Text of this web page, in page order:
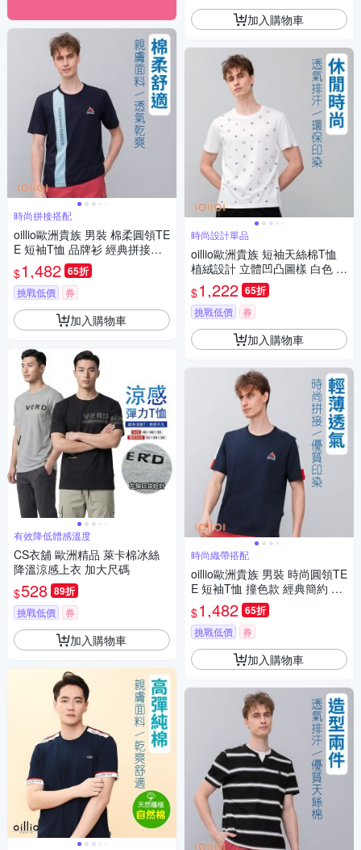
時尚拼接搭配
oillio歐洲貴族 男裝 棉柔圓領TE
E 短袖T恤 品牌衫 經典拼接單
品 藏青色 法國品牌 有大尺碼
$1,482 65折
挑戰低價 券
加入購物車
有效降低體感溫度
CS衣舖 歐洲精品 萊卡棉冰絲
降溫涼感上衣 加大尺碼
$528 89折
挑戰低價 券
加入購物車
加入購物車
時尚設計單品
oillio歐洲貴族 短袖天絲棉T恤
植絨設計 立體凹凸圖樣 白色 男
女裝 法國品牌
$1,222 65折
挑戰低價 券
加入購物車
時尚織帶搭配
oillio歐洲貴族 男裝 時尚圓領TE
E 短袖T恤 撞色款 經典簡約 棉
透氣 彈力 藏青色 法國品牌 有
大尺碼
$1,482 65折
挑戰低價 券
加入購物車